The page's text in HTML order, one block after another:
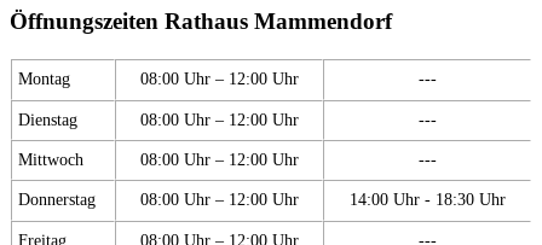
Öffnungszeiten Rathaus Mammendorf
Montag 08:00 Uhr – 12:00 Uhr ---
Dienstag 08:00 Uhr – 12:00 Uhr ---
Mittwoch 08:00 Uhr – 12:00 Uhr ---
Donnerstag 08:00 Uhr – 12:00 Uhr 14:00 Uhr - 18:30 Uhr
Freitag 08:00 Uhr – 12:00 Uhr ---